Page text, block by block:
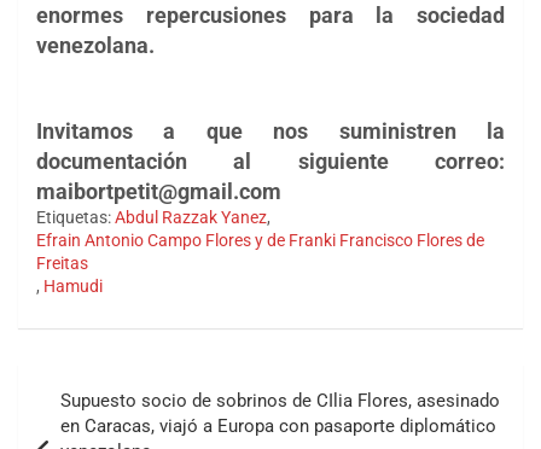
enormes repercusiones para la sociedad
venezolana.
Invitamos a que nos suministren la
documentación al siguiente correo:
maibortpetit@gmail.com
Etiquetas:Abdul Razzak Yanez,
Efrain Antonio Campo Flores y de Franki Francisco Flores de
Freitas
, Hamudi
Supuesto socio de sobrinos de CIlia Flores, asesinado
en Caracas, viajó a Europa con pasaporte diplomático